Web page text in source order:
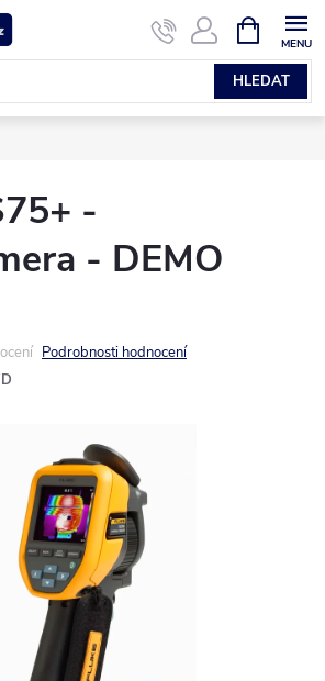
HLEDAT
NÁKUPNÍ
KOŠÍK
-
- DEMO
Podrobnosti hodnocení